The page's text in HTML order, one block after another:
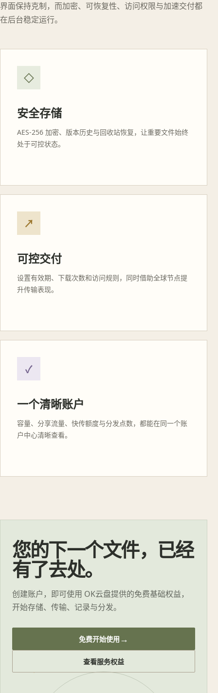
界面保持克制，而加密、可恢复性、访问权限与加速交付都
在后台稳定运行。
◇
安全存储
AES-256 加密、版本历史与回收站恢复，让重要文件始终
处于可控状态。
↗
可控交付
设置有效期、下载次数和访问规则，同时借助全球节点提
升传输表现。
✓
一个清晰账户
容量、分享流量、快传额度与分发点数，都能在同一个账
户中心清晰查看。
您的下一个文件，已经
有了去处。
创建账户，即可使用 OK云盘提供的免费基础权益，
开始存储、传输、记录与分发。
免费开始使用 →
查看服务权益